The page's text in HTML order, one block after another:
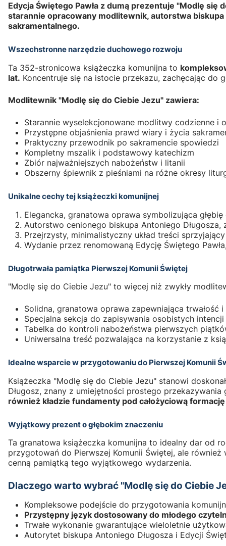
Edycja Świętego Pawła z dumą prezentuje "Modlę
starannie opracowany modlitewnik, autorstwa
sakramentalnego.
Wszechstronne narzędzie duchowego rozwoju
Ta 352-stronicowa książeczka komunijna to
lat. Koncentruje się na istocie przekazu, zachęcając do
Modlitewnik "Modlę się do Ciebie Jezu" zawiera:
Starannie wyselekcjonowane modlitwy codzienne i
Przystępne objaśnienia prawd wiary i życia
Praktyczny przewodnik po sakramencie spowiedzi
Kompletny mszalik i podstawowy katechizm
Zbiór najważniejszych nabożeństw i litanii
Obszerny śpiewnik z pieśniami na różne okresy
Unikalne cechy tej książeczki komunijnej
Elegancka, granatowa oprawa symbolizująca
Autorstwo cenionego biskupa Antoniego
Przejrzysty, minimalistyczny układ treści
Wydanie przez renomowaną Edycję Świętego
Długotrwała pamiątka Pierwszej Komunii Świętej
"Modlę się do Ciebie Jezu" to więcej niż zwykły
Solidna, granatowa oprawa zapewniająca trwałość i
Specjalna sekcja do zapisywania osobistych
Tabelka do kontroli nabożeństwa pierwszych
Uniwersalna treść pozwalająca na korzystanie z
Idealne wsparcie w przygotowaniu do Pierwszej Komunii
Książeczka "Modlę się do Ciebie Jezu" stanowi
Długosz, znany z umiejętności prostego
również kładzie fundamenty pod całożyciową
Wyjątkowy prezent o głębokim znaczeniu
Ta granatowa książeczka komunijna to idealny dar od
przygotowań do Pierwszej Komunii Świętej, ale
cenną pamiątką tego wyjątkowego wydarzenia.
Dlaczego warto wybrać "Modlę się do Ciebie
Kompleksowe podejście do przygotowania
Przystępny język dostosowany do młodego
Trwałe wykonanie gwarantujące wieloletnie
Autorytet biskupa Antoniego Długosza i Edycji